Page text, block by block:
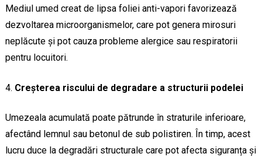
Mediul umed creat de lipsa foliei anti-vapori favorizează
dezvoltarea microorganismelor, care pot genera mirosuri
neplăcute și pot cauza probleme alergice sau respiratorii
pentru locuitori.
Creșterea riscului de degradare a structurii podelei
Umezeala acumulată poate pătrunde în straturile inferioare,
afectând lemnul sau betonul de sub polistiren. În timp, acest
lucru duce la degradări structurale care pot afecta siguranța și